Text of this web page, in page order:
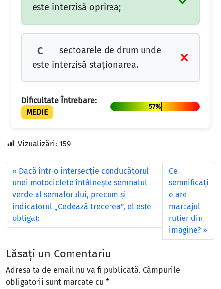
este interzisă oprirea;
C
sectoarele de drum unde
este interzisă staţionarea.
Dificultate Întrebare:
MEDIE
57%
Vizualizări: 159
Dacă într-o intersecţie conducătorul
unei motociclete întâlneşte semnalul
verde al semaforului, precum şi
indicatorul „Cedează trecerea”, el este
obligat:
Ce
semnificaţi
e are
marcajul
rutier din
imagine?
Lăsați un Comentariu
Adresa ta de email nu va fi publicată. Câmpurile
obligatorii sunt marcate cu *